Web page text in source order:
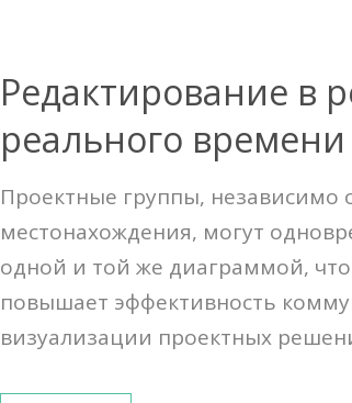
Редактирование в
реального времени
Проектные группы, независимо
местонахождения, могут
одной и той же диаграммой,
повышает эффективность
визуализации проектных